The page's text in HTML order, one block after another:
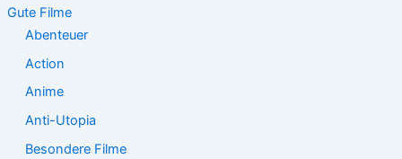
n
Gute Filme
Abenteuer
Action
Anime
Anti-Utopia
Besondere Filme